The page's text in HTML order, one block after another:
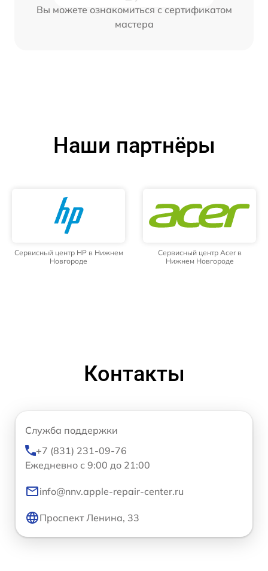
Вы можете ознакомиться с сертификатом
мастера
Наши партнёры
Сервисный центр HP в Нижнем
Новгороде
Сервисный центр Acer в
Нижнем Новгороде
Контакты
Служба поддержки
+7 (831) 231-09-76
Ежедневно с 9:00 до 21:00
info@nnv.apple-repair-center.ru
Проспект Ленина, 33